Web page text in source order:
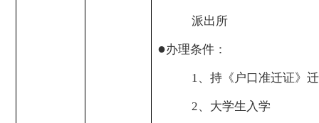
派出所
●办理条件：
1、持《户口准迁证》
2、大学生入学